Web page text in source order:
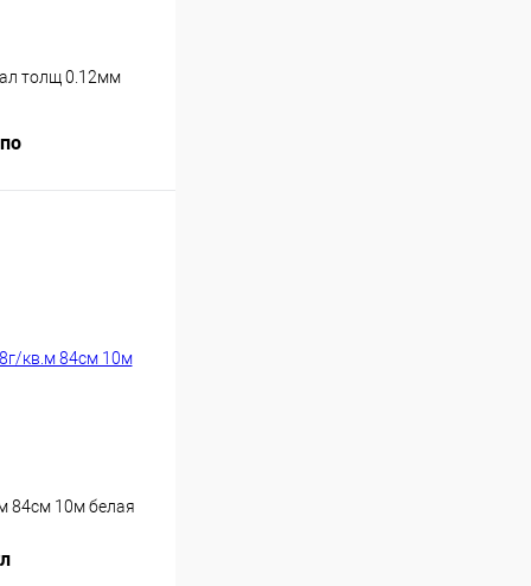
толщ 0.12мм
84см 10м белая